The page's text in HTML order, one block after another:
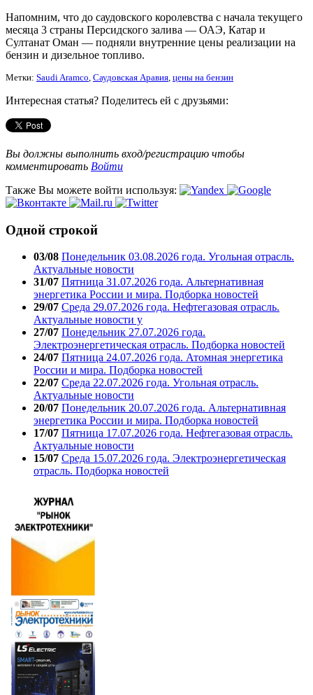
Напомним, что до саудовского королевства с начала текущего
месяца 3 страны Персидского залива — ОАЭ, Катар и
Султанат Оман — подняли внутренние цены реализации на
бензин и дизельное топливо.
Метки: Saudi Aramco, Саудовская Аравия, цены на бензин
Интересная статья? Поделитесь ей с друзьями:
Вы должны выполнить вход/регистрацию чтобы
комментировать Войти
Также Вы можете войти используя:
Одной строкой
03/08 Понедельник 03.08.2026 года. Угольная отрасль.
Актуальные новости
31/07 Пятница 31.07.2026 года. Альтернативная
энергетика России и мира. Подборка новостей
29/07 Среда 29.07.2026 года. Нефтегазовая отрасль.
Актуальные новости у
27/07 Понедельник 27.07.2026 года.
Электроэнергетическая отрасль. Подборка новостей
24/07 Пятница 24.07.2026 года. Атомная энергетика
России и мира. Подборка новостей
22/07 Среда 22.07.2026 года. Угольная отрасль.
Актуальные новости
20/07 Понедельник 20.07.2026 года. Альтернативная
энергетика России и мира. Подборка новостей
17/07 Пятница 17.07.2026 года. Нефтегазовая отрасль.
Актуальные новости
15/07 Среда 15.07.2026 года. Электроэнергетическая
отрасль. Подборка новостей